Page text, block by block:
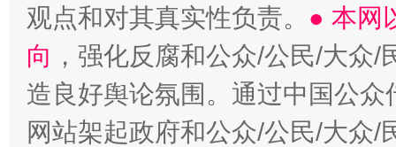
观点和对其真实性负责。 ● 本网
向 ，强化反腐和公众/公民/大众
造良好舆论氛围。通过中国公
网站架起政府和公众/公民/大众